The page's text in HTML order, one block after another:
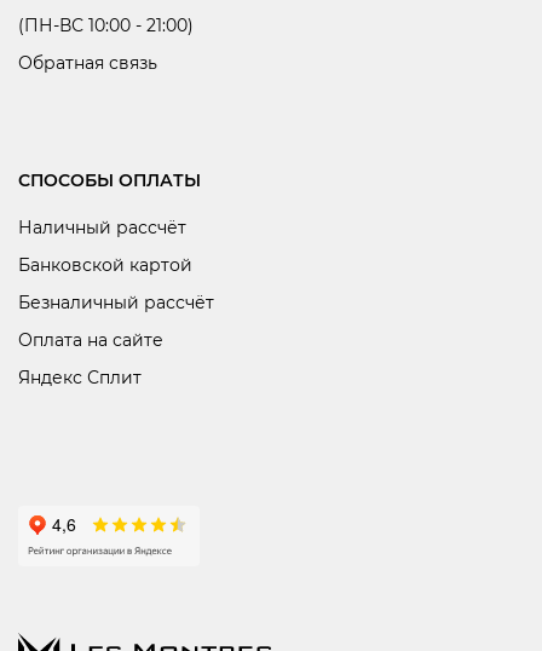
(ПН-ВС 10:00 - 21:00)
Обратная связь
СПОСОБЫ ОПЛАТЫ
Наличный рассчёт
Банковской картой
Безналичный рассчёт
Оплата на сайте
Яндекс Сплит